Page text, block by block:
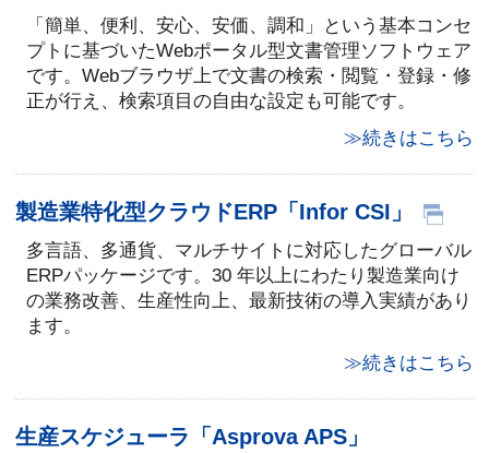
「簡単、便利、安心、安価、調和」という基本コンセ
プトに基づいたWebポータル型文書管理ソフトウェア
です。Webブラウザ上で文書の検索・閲覧・登録・修
正が行え、検索項目の自由な設定も可能です。
≫続きはこちら
製造業特化型クラウドERP「Infor CSI」
多言語、多通貨、マルチサイトに対応したグローバル
ERPパッケージです。30 年以上にわたり製造業向け
の業務改善、生産性向上、最新技術の導入実績があり
ます。
≫続きはこちら
生産スケジューラ「Asprova APS」